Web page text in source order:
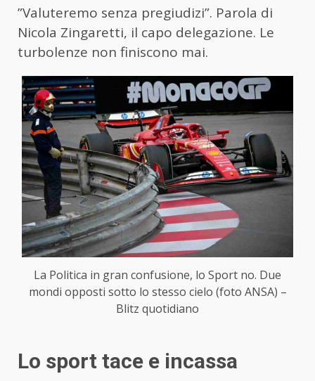
”Valuteremo senza pregiudizi”. Parola di
Nicola Zingaretti, il capo delegazione. Le
turbolenze non finiscono mai.
La Politica in gran confusione, lo Sport no. Due
mondi opposti sotto lo stesso cielo (foto ANSA) –
Blitz quotidiano
Lo sport tace e incassa